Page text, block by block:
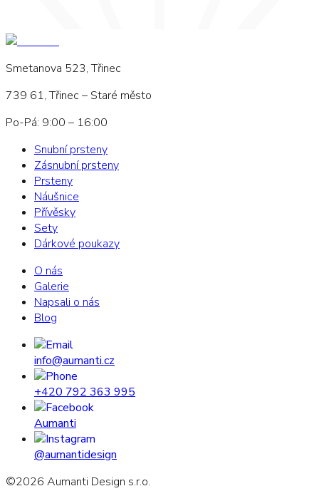
Smetanova 523, Třinec
739 61, Třinec – Staré město
Po-Pá: 9:00 – 16:00
Snubní prsteny
Zásnubní prsteny
Prsteny
Náušnice
Přívěsky
Sety
Dárkové poukazy
O nás
Galerie
Napsali o nás
Blog
info@aumanti.cz
+420 792 363 995
Aumanti
@aumantidesign
©2026 Aumanti Design s.r.o.